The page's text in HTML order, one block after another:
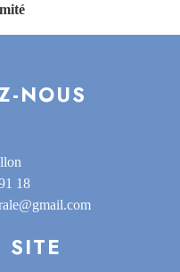
NOUS
18
SITE